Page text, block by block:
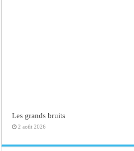
Les grands bruits
2 août 2026